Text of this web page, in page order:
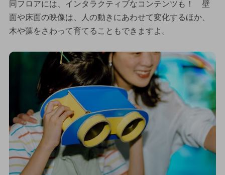
同フロアには、インタラクティブなコンテンツも！ 壁
面や床面の映像は、人の動きにあわせて変化するほか、
木や藻をさわって育てることもできますよ。